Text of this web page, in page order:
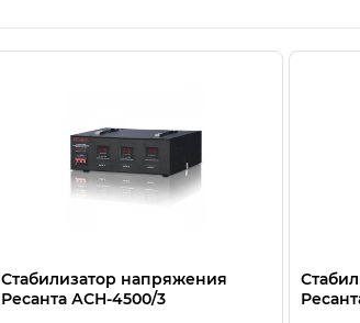
Стабилизатор напряжения
Ресанта АСН-4500/3